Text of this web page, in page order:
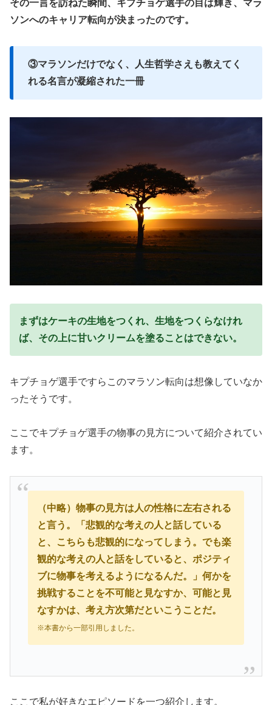
その一言を訪ねた瞬間、キプチョゲ選手の目は輝き、マラ
ソンへのキャリア転向が決まったのです。
③マラソンだけでなく、人生哲学さえも教えてく
れる名言が凝縮された一冊
まずはケーキの生地をつくれ、生地をつくらなけれ
ば、その上に甘いクリームを塗ることはできない。
キプチョゲ選手ですらこのマラソン転向は想像していなか
ったそうです。
ここでキプチョゲ選手の物事の見方について紹介されてい
ます。
（中略）物事の見方は人の性格に左右される
と言う。「悲観的な考えの人と話している
と、こちらも悲観的になってしまう。でも楽
観的な考えの人と話をしていると、ポジティ
ブに物事を考えるようになるんだ。」何かを
挑戦することを不可能と見なすか、可能と見
なすかは、考え方次第だといこうことだ。
※本書から一部引用しました。
ここで私が好きなエピソードを一つ紹介します。